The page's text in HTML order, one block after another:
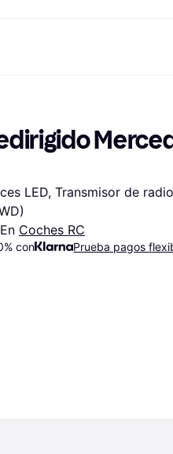
de ahorro
Teléfonos & Wearables
Niños y Familia
Electrodomésticos de
Electrodomésticos
Libros, Películas y Música
LED, Transmisor de
En Coches RC
con Prueba pagos